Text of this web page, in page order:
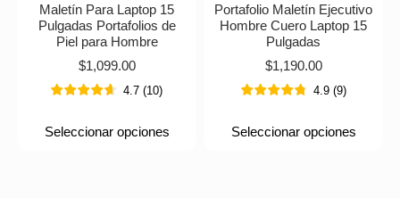
Maletín Para Laptop 15
Pulgadas Portafolios de
Piel para Hombre
$1,099.00
4.7 (10)
Seleccionar opciones
Portafolio Maletín Ejecutivo
Hombre Cuero Laptop 15
Pulgadas
$1,190.00
4.9 (9)
Seleccionar opciones